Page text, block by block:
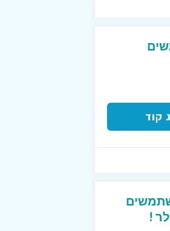
קוד
הנחה למשתמשים